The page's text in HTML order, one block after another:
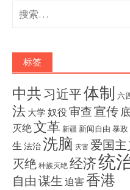
搜
索：
标签
中共习近平体制 六
法 大学 奴役 审查宣传
灭绝文革 新疆 新闻自由 暴政
生 法治洗脑 灾害 爱国主
灭绝 种族灭绝 经济统
自由 谋生 迫害香港